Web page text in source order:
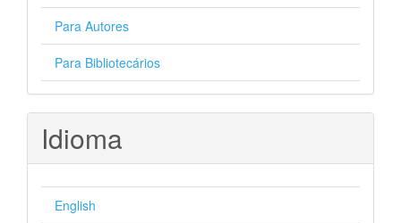
Para Autores
Para Bibliotecários
Idioma
English